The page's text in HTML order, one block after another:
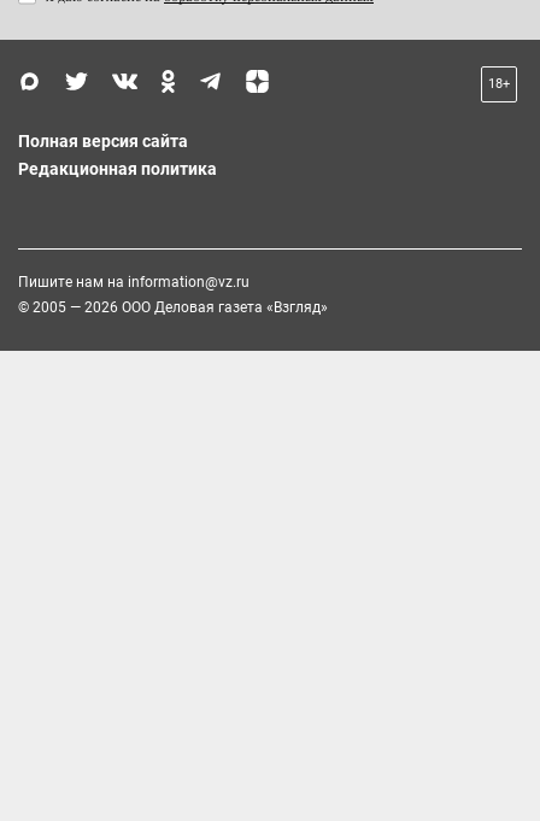
18+
Полная версия сайта
Редакционная политика
Пишите нам на information@vz.ru
© 2005 — 2026 ООО Деловая газета «Взгляд»